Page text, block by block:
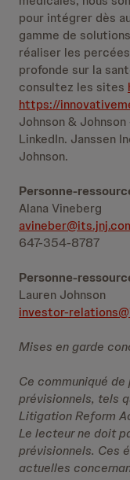
pour intégrer dès
gamme de
réaliser les
profonde sur la
consultez les sites
https://
Johnson &
LinkedIn. Janssen
Johnson.
Personne-
Alana Vineberg
647-354-8787
Personne-
Lauren Johnson
investor-
Mises en garde
Ce communiqué
prévisionnels, tels
Litigation Reform
Le lecteur ne doit
prévisionnels. Ces
actuelles